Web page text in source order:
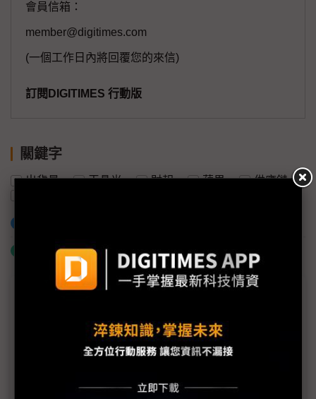
會員信箱：
member@digitimes.com
(一個工作日內將回覆您的來信)
訂閱DIGITIMES 行動版
關鍵字
出貨量 玉晶光 財報 蘋果
供應鏈
什麼是「關鍵字追蹤」
議題精選－蘋果3QFY25財報超預期
旗艦機撐起下半年成長動能 三大風向球廠展望不同